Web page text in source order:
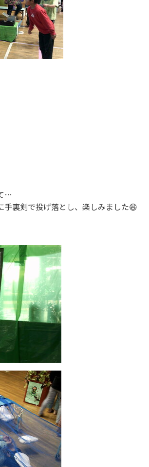
…
裏剣で投げ落とし、楽しみました😆